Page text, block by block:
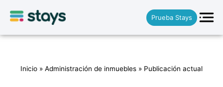
Prueba Stays
Inicio » Administración de inmuebles » Publicación actual